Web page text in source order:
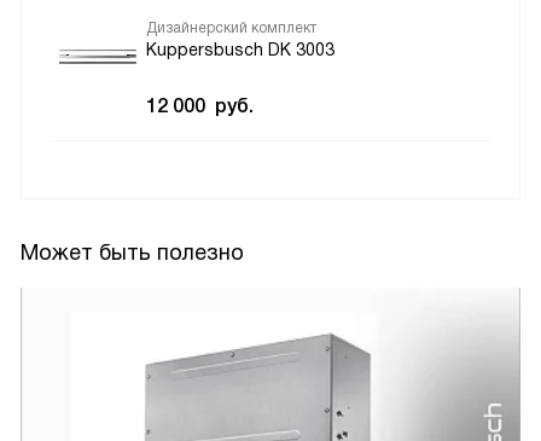
Дизайнерский комплект
Kuppersbusch DK 3003
12 000 руб.
Может быть полезно